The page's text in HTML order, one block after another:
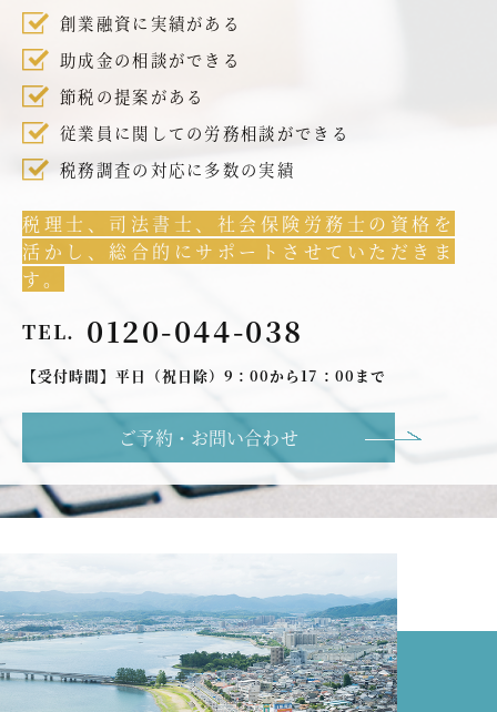
創業融資に実績がある
助成金の相談ができる
節税の提案がある
従業員に関しての労務相談ができる
税務調査の対応に多数の実績
税理士、司法書士、社会保険労務士の資格を
活かし、総合的にサポートさせていただきま
す。
TEL. 0120-044-038
【受付時間】平日（祝日除）9：00から17：00まで
ご予約・お問い合わせ